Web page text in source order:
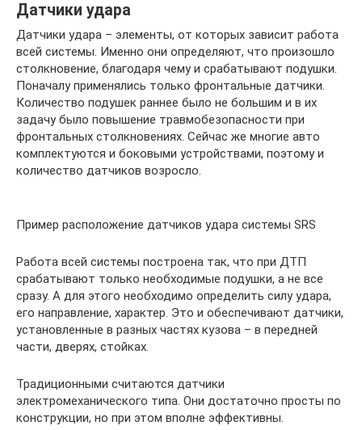
Датчики удара
Датчики удара – элементы, от которых зависит работа
всей системы. Именно они определяют, что произошло
столкновение, благодаря чему и срабатывают подушки.
Поначалу применялись только фронтальные датчики.
Количество подушек раннее было не большим и в их
задачу было повышение травмобезопасности при
фронтальных столкновениях. Сейчас же многие авто
комплектуются и боковыми устройствами, поэтому и
количество датчиков возросло.
Пример расположение датчиков удара системы SRS
Работа всей системы построена так, что при ДТП
срабатывают только необходимые подушки, а не все
сразу. А для этого необходимо определить силу удара,
его направление, характер. Это и обеспечивают датчики,
установленные в разных частях кузова – в передней
части, дверях, стойках.
Традиционными считаются датчики
электромеханического типа. Они достаточно просты по
конструкции, но при этом вполне эффективны.